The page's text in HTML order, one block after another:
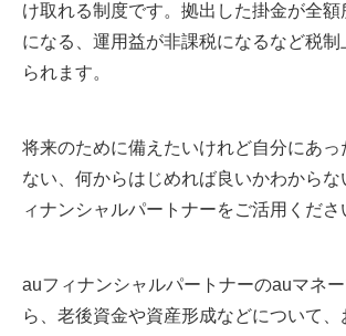
け取れる制度です。拠出した掛金が全額
になる、運用益が非課税になるなど税制
られます。
将来のために備えたいけれど自分にあっ
ない、何からはじめれば良いかわからな
ィナンシャルパートナーをご活用くださ
auフィナンシャルパートナーのauマネ
ら、老後資金や資産形成などについて